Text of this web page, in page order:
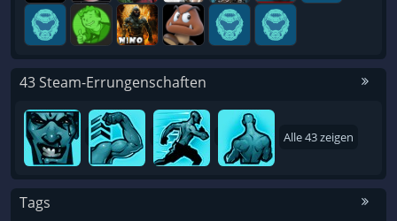
43 Steam-Errungenschaften
Alle 43 zeigen
Tags